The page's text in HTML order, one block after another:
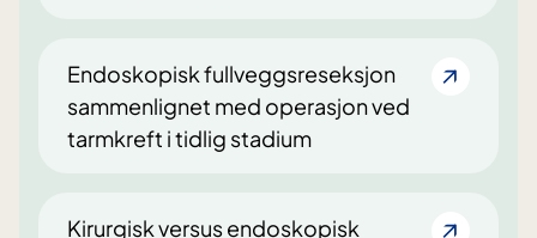
Endoskopisk fullveggsreseksjon
sammenlignet med operasjon ved
tarmkreft i tidlig stadium
Kirurgisk versus endoskopisk